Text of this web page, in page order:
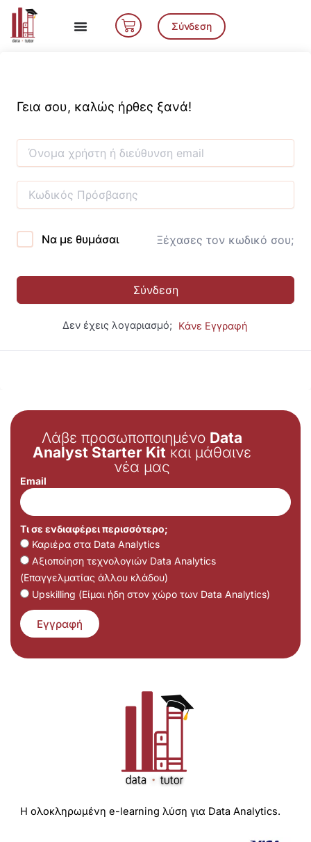
Μετάβαση
περιεχόμενο
Cart Σύνδεση
Γεια σου, καλώς ήρθες ξανά!
Να με θυμάσαι Ξέχασες τον κωδικό σου;
Σύνδεση
Δεν έχεις λογαριασμό; Κάνε Εγγραφή
Λάβε προσωποποιημένο Data
Analyst Starter Kit και μάθαινε
νέα μας
Email
Τι σε ενδιαφέρει περισσότερο;
Καριέρα στα Data Analytics
Αξιοποίηση τεχνολογιών Data Analytics
(Επαγγελματίας άλλου κλάδου)
Upskilling (Είμαι ήδη στον χώρο των Data Analytics)
Εγγραφή
Η ολοκληρωμένη e-learning λύση για Data Analytics.